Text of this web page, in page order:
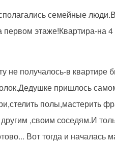
семейные
этаже!Квартира-на 4
не получалось-в квартире
пришлось
полы,мастерить
,своим соседям.И
Вот тогда и началась